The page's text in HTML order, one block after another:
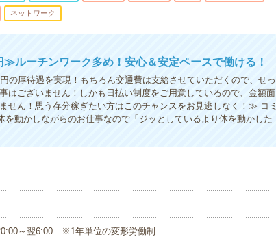
ネットワーク
ルーチンワーク多め！安心＆安定ペースで働ける！
厚待遇を実現！もちろん交通費は支給させていただくので、せっ
はございません！しかも日払い制度をご用意しているので、金額面
せん！思う存分稼ぎたい方はこのチャンスをお見逃しなく！≫ コミ
動かしながらのお仕事なので「ジッとしているより体を動かした
～翌6:00 ※1年単位の変形労働制